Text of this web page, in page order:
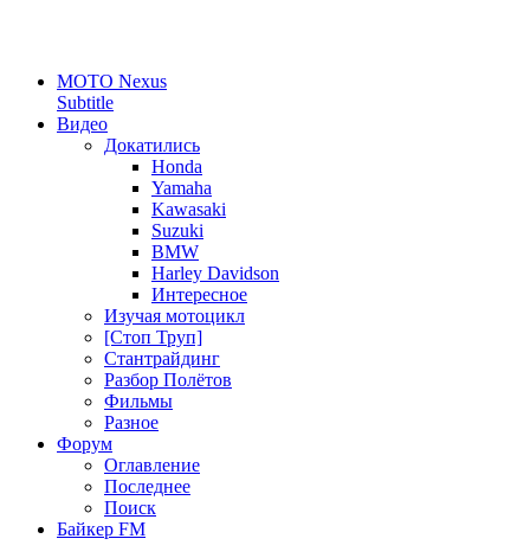
MOTO Nexus
Subtitle
Видео
Докатились
Honda
Yamaha
Kawasaki
Suzuki
BMW
Harley Davidson
Интересное
Изучая мотоцикл
[Стоп Труп]
Стантрайдинг
Разбор Полётов
Фильмы
Разное
Форум
Оглавление
Последнее
Поиск
Байкер FM